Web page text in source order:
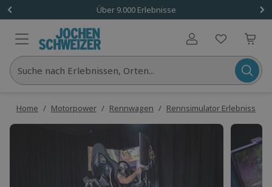
Über 9.000 Erlebnisse
Benutzerkonto
Suche nach Erlebnissen, Orten...
Home / Motorpower / Rennwagen / Rennsimulator Erlebnisse